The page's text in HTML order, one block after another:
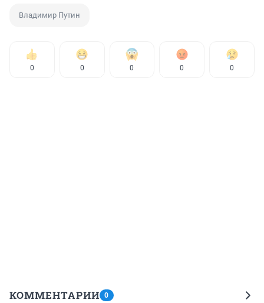
Владимир Путин
0 0 0 0 0
КОММЕНТАРИИ 0